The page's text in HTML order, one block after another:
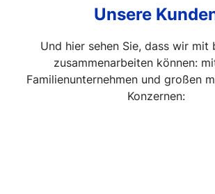
Unsere
Und hier sehen Sie, dass wir mit
zusammenarbeiten können:
Familienunternehmen und großen
Konzernen: